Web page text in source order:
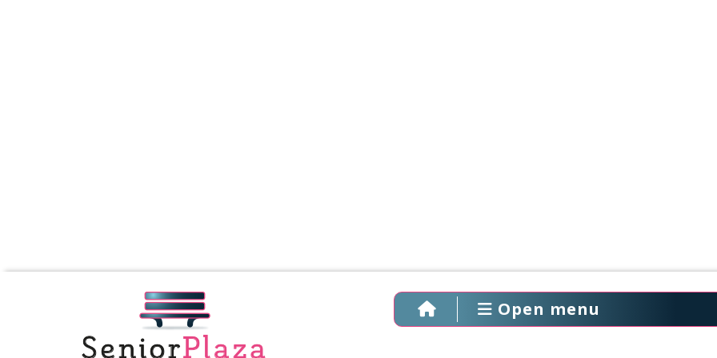
Open menu